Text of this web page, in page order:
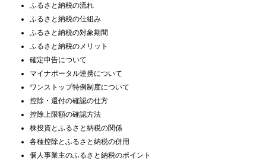
ふるさと納税の流れ
ふるさと納税の仕組み
ふるさと納税の対象期間
ふるさと納税のメリット
確定申告について
マイナポータル連携について
ワンストップ特例制度について
控除・還付の確認の仕方
控除上限額の確認方法
株投資とふるさと納税の関係
各種控除とふるさと納税の併用
個人事業主のふるさと納税のポイント